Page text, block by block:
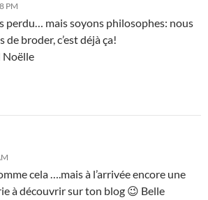
PM
perdu… mais soyons philosophes: nous
de broder, c’est déjà ça!
Noëlle
cela ….mais à l’arrivée encore une
à découvrir sur ton blog 😉 Belle